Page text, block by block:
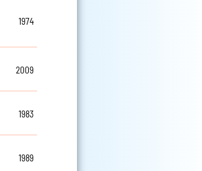
1974
2009
1983
1989